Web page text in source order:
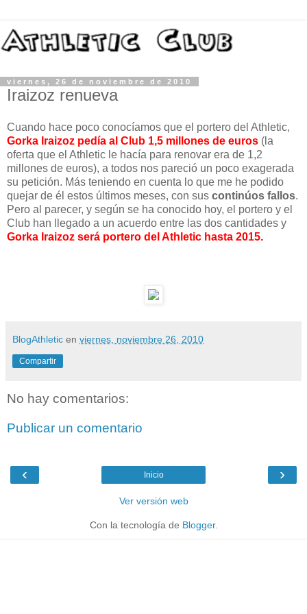
viernes, 26 de noviembre de 2010
Iraizoz renueva
Cuando hace poco conocíamos que el portero del Athletic,
Gorka Iraizoz pedía al Club 1,5 millones de euros (la
oferta que el Athletic le hacía para renovar era de 1,2
millones de euros), a todos nos pareció un poco exagerada
su petición. Más teniendo en cuenta lo que me he podido
quejar de él estos últimos meses, con sus continúos fallos.
Pero al parecer, y según se ha conocido hoy, el portero y el
Club han llegado a un acuerdo entre las dos cantidades y
Gorka Iraizoz será portero del Athletic hasta 2015.
BlogAthletic en viernes, noviembre 26, 2010
Compartir
No hay comentarios:
Publicar un comentario
‹ ›
Inicio
Ver versión web
Con la tecnología de Blogger.